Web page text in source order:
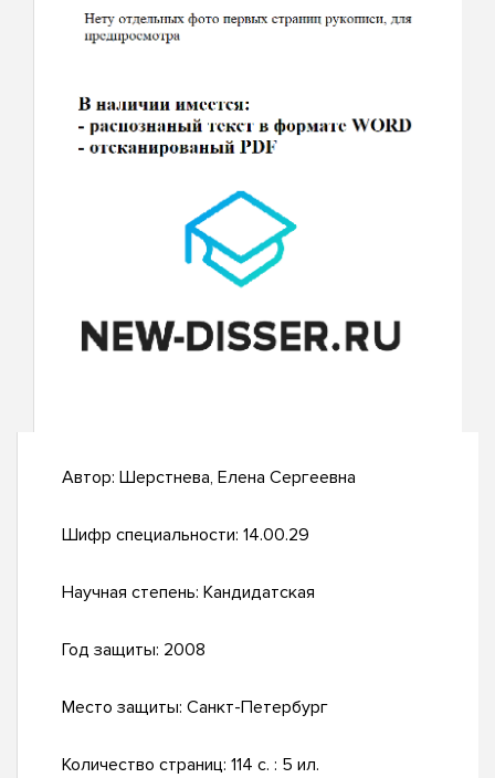
Автор: Шерстнева, Елена Сергеевна
Шифр специальности: 14.00.29
Научная степень: Кандидатская
Год защиты: 2008
Место защиты: Санкт-Петербург
Количество страниц: 114 с. : 5 ил.